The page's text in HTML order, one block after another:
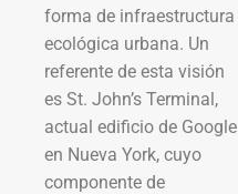
forma de infraestructura
ecológica urbana. Un
referente de esta visión
es St. John’s Terminal,
actual edificio de Google
en Nueva York, cuyo
componente de